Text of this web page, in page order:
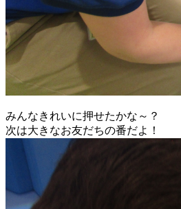
みんなきれいに押せたかな～？
次は大きなお友だちの番だよ！